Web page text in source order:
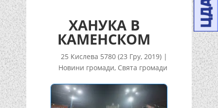
ХАНУКА В
КАМЕНСКОМ
25 Кислева 5780 (23 Гру, 2019) |
Новини громади, Свята громади